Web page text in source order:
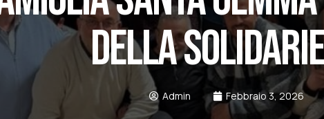
DELLA
Admin Febbraio 3, 2026